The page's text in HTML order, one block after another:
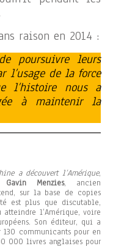
raison en 2014 :
poursuivre leurs
l’usage de la force
l’histoire nous a
à maintenir la
a découvert l’Amérique,
Gavin Menzies, ancien
sur la base de copies
est plus que discutable,
l’Amérique, voire
Son éditeur, qui a
communicants pour en
000 livres anglaises pour